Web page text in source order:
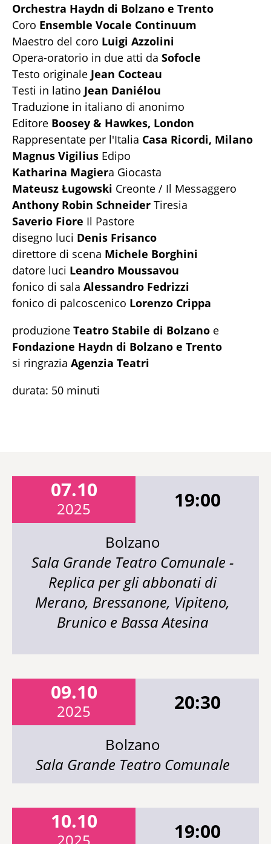
Orchestra Haydn di Bolzano e Trento
Coro Ensemble Vocale Continuum
Maestro del coro Luigi Azzolini
Opera-oratorio in due atti da Sofocle
Testo originale Jean Cocteau
Testi in latino Jean Daniélou
Traduzione in italiano di anonimo
Editore Boosey & Hawkes, London
Rappresentate per l'Italia Casa Ricordi, Milano
Magnus Vigilius Edipo
Katharina Magiera Giocasta
Mateusz Ługowski Creonte / Il Messaggero
Anthony Robin Schneider Tiresia
Saverio Fiore Il Pastore
disegno luci Denis Frisanco
direttore di scena Michele Borghini
datore luci Leandro Moussavou
fonico di sala Alessandro Fedrizzi
fonico di palcoscenico Lorenzo Crippa
produzione Teatro Stabile di Bolzano e
Fondazione Haydn di Bolzano e Trento
si ringrazia Agenzia Teatri
durata: 50 minuti
07.10
2025 19:00
Bolzano
Sala Grande Teatro Comunale -
Replica per gli abbonati di
Merano, Bressanone, Vipiteno,
Brunico e Bassa Atesina
09.10
2025 20:30
Bolzano
Sala Grande Teatro Comunale
10.10
2025 19:00